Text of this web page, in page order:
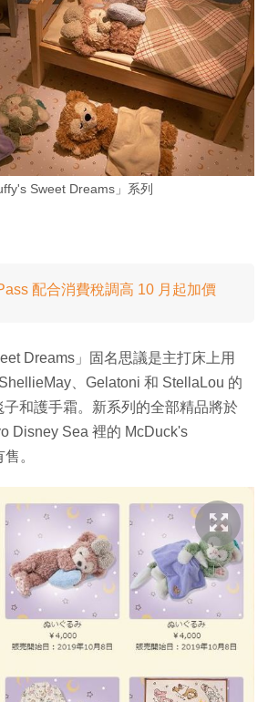
Sweet Dreams」系列
配合消費稅調高 10 月起加價
Dreams」固名思議是主打床上用
、Gelatoni 和 StellaLou 的
和護手霜。新系列的全部精品將於
Disney Sea 裡的 McDuck's
。